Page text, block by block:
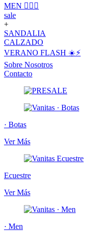
MEN 🙋🏽‍♂️
sale
+
SANDALIA
CALZADO
VERANO FLASH ☀️⚡️
Sobre Nosotros
Contacto
· Botas
Ver Más
Ecuestre
Ver Más
· Men